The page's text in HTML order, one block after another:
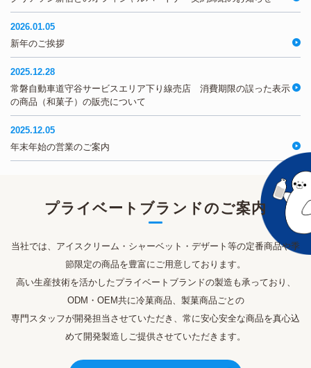
2026.01.05
新年のご挨拶
2025.12.28
常磐自動車道守谷サービスエリア下り線売店 消費期限の誤った表示
の商品（和菓子）の販売について
2025.12.05
年末年始の営業のご案内
プライベートブランドのご案内
当社では、アイスクリーム・シャーベット・デザート等の定番商品や季
節限定の商品を豊富にご用意しております。
高い生産技術を活かしたプライベートブランドの製造も承っており、
ODM・OEM共に冷菓商品、製菓商品ごとの
専門スタッフが開発担当させていただき、 常に安心安全な商品を真心込
めて開発製造しご提供させていただきます。